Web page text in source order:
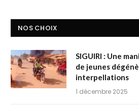
NOS CHOIX
SIGUIRI : Une
de jeunes
interpellations
1 décembre 2025